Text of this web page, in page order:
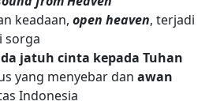
keadaan, open heaven, terjadi
sorga
jatuh cinta kepada Tuhan
yang menyebar dan awan
Indonesia